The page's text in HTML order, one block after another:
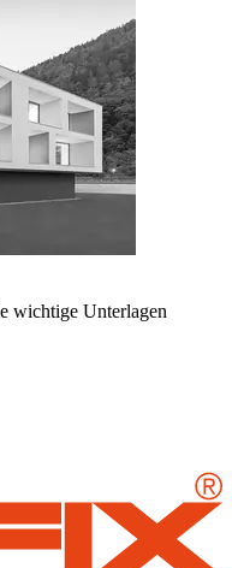
wichtige Unterlagen